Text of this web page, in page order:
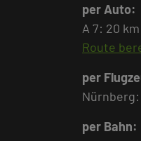
per Auto:
A 7: 20 km
Route
per
Nürnberg:
per Bahn: